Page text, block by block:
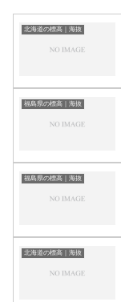
北海道の標高｜海抜
福島県の標高｜海抜
福島県の標高｜海抜
北海道の標高｜海抜